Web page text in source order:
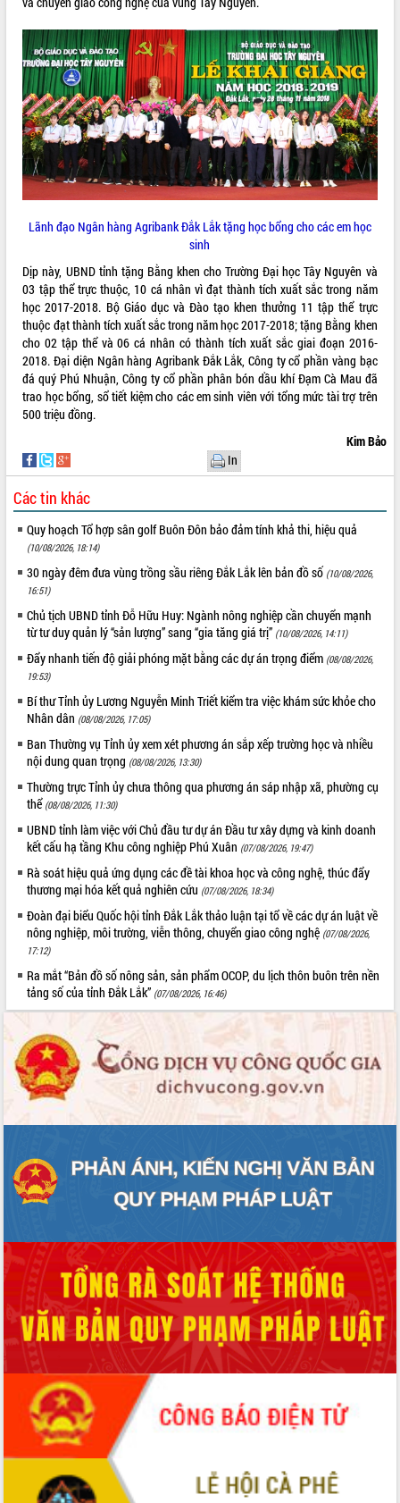
HĐND tỉnh thông qua điều chỉnh Quy
Hội thảo góp ý hồ sơ điều chỉnh quy
hoạch tỉnh Đắk Lắk thời kỳ 2021-2030,
tầm nhìn đến năm 2050
Nâng cao hiệu quả hoạt động của các
doanh nghiệp nhà nước
Hội nghị triển khai kết nối mạng
truyền số liệu chuyên dùng phục vụ cơ
quan Đảng, Nhà nước
Lễ phát động chuỗi hoạt động chung
tay làm sạch môi trường
công tác cải cách hành chính mô hình
mới
UBND tỉnh họp báo định kỳ tháng 4
năm 2026
Hội thảo khoa học “Giải pháp thúc đẩy
phát triển nền kinh tế xanh tại tỉnh
Đắk Lắk”
Tăng cường giám sát, đôn đốc thực
hiện nhiệm vụ quản lý tài sản công
Tháo gỡ những vướng mắc, đẩy mạnh
công tác cải cách thủ tục hành chính
tại Trung tâm Phục vụ hành chính
công tỉnh
Đắk Lắk: Tôn vinh 46 giải pháp tại Hội
thi Sáng tạo Kỹ thuật 2024 - 2025
Đắk Lắk rà soát, điều chỉnh Đề án 190
về phát triển nuôi trồng thủy sản
Phó Chủ tịch UBND tỉnh Đắk Lắk
Trương Công Thái kiểm tra thực địa
Dự án cao tốc Khánh Hòa - Buôn Ma
Thuột
sản sống” trong dòng chảy toàn cầu
Xây dựng nông thôn mới: Nâng cao đời
sống người dân từ những mô hình thiết
thực
Quyết liệt tháo gỡ vướng mắc, đẩy
nhanh tiến độ các dự án trọng điểm
trong Khu kinh tế Nam Phú Yên
Hòn Yến phát triển du lịch gắn với bảo
tồn biển
Lấy ý kiến điều chỉnh Quy hoạch tỉnh
đến năm 2050
Phát động chiến dịch 30 ngày đêm
giải phóng mặt bằng Tuyến đường bộ
ven biển
Đắk Lắk nỗ lực thúc đẩy tăng trưởng
kinh tế từ 10% trở lên trong Quý
II/2026
Đắk Lắk ký kết thỏa thuận hợp tác về
chuyển đổi số giai đoạn 2026 – 2030
với Tập đoàn Bưu chính Viễn thông
Việt Nam
Đắk Lắk về phát triển nhân lực y tế
cho trạm y tế cấp xã
Du lịch Đắk Lắk nâng tầm trải nghiệm
du khách thông qua Hệ thống cơ sở dữ
Tập huấn ứng dụng trí tuệ nhân tạo (AI)
trong thương mại điện tử năm 2026
Đoàn đại biểu Quốc hội tỉnh Đắk Lắk
trao đổi thông tin trước Kỳ họp thứ
nhất, Quốc hội khóa XVI
Quyết liệt cải cách hành chính, khơi
thông nguồn lực phát triển
Nâng cao hiệu lực, hiệu quả HĐND
tỉnh thông qua hiện đại hóa hành chính
Xã Ea Phê gắn cải cách hành chính với
chuyển đổi số
Phó Chủ tịch Thường trực UBND tỉnh
Hồ Thị Nguyên Thảo làm việc tại Trung
Lãnh đạo Ngân hàng Agribank Đắk Lắk tặng học bổng cho các em học
sinh
Dịp này, UBND tỉnh tặng Bằng khen cho Trường Đại học Tây Nguyên và
03 tập thể trực thuộc, 10 cá nhân vì đạt thành tích xuất sắc trong năm
học 2017-2018. Bộ Giáo dục và Đào tạo khen thưởng 11 tập thể trực
thuộc đạt thành tích xuất sắc trong năm học 2017-2018; tặng Bằng khen
cho 02 tập thể và 06 cá nhân có thành tích xuất sắc giai đoạn 2016-
2018. Đại diện Ngân hàng Agribank Đắk Lắk, Công ty cổ phần vàng bạc
đá quý Phú Nhuận, Công ty cổ phần phân bón dầu khí Đạm Cà Mau đã
trao học bổng, sổ tiết kiệm cho các em sinh viên với tổng mức tài trợ trên
500 triệu đồng.
Kim Bảo
In
Các tin khác
Quy hoạch Tổ hợp sân golf Buôn Đôn bảo đảm tính khả thi, hiệu quả
(10/08/2026, 18:14)
30 ngày đêm đưa vùng trồng sầu riêng Đắk Lắk lên bản đồ số (10/08/2026,
16:51)
Chủ tịch UBND tỉnh Đỗ Hữu Huy: Ngành nông nghiệp cần chuyển mạnh
từ tư duy quản lý “sản lượng” sang “gia tăng giá trị” (10/08/2026, 14:11)
Đẩy nhanh tiến độ giải phóng mặt bằng các dự án trọng điểm (08/08/2026,
19:53)
Bí thư Tỉnh ủy Lương Nguyễn Minh Triết kiểm tra việc khám sức khỏe cho
Nhân dân (08/08/2026, 17:05)
Ban Thường vụ Tỉnh ủy xem xét phương án sắp xếp trường học và nhiều
nội dung quan trọng (08/08/2026, 13:30)
Thường trực Tỉnh ủy chưa thông qua phương án sáp nhập xã, phường cụ
thể (08/08/2026, 11:30)
UBND tỉnh làm việc với Chủ đầu tư dự án Đầu tư xây dựng và kinh doanh
kết cấu hạ tầng Khu công nghiệp Phú Xuân (07/08/2026, 19:47)
Rà soát hiệu quả ứng dụng các đề tài khoa học và công nghệ, thúc đẩy
thương mại hóa kết quả nghiên cứu (07/08/2026, 18:34)
Đoàn đại biểu Quốc hội tỉnh Đắk Lắk thảo luận tại tổ về các dự án luật về
nông nghiệp, môi trường, viễn thông, chuyển giao công nghệ (07/08/2026,
17:12)
Ra mắt “Bản đồ số nông sản, sản phẩm OCOP, du lịch thôn buôn trên nền
tảng số của tỉnh Đắk Lắk” (07/08/2026, 16:46)